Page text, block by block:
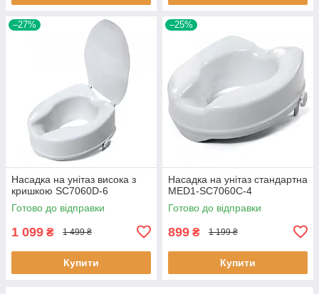
–27%
Насадка на унітаз висока з
кришкою SC7060D-6
Готово до відправки
1 099 ₴ 1 499 ₴
Купити
–25%
Насадка на унітаз стандартна
MED1-SC7060C-4
Готово до відправки
899 ₴ 1 199 ₴
Купити